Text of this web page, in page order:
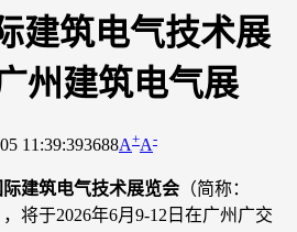
建筑电气技术展
州建筑电气展
11:39:393688A+A-
建筑电气技术展览会 （简称：
，将于2026年6月9-12日在广州广交